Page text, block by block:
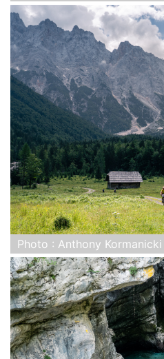
Photo : Anthony Kormanicki